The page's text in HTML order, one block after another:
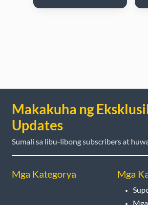
Makakuha ng
Updates
Sumali sa libu-libong subscribers at
Mga Kategorya Mga